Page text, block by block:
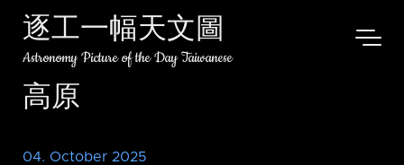
逐工一幅天文圖
Astronomy Picture of the Day Taiwanese
高原
04. October 2025